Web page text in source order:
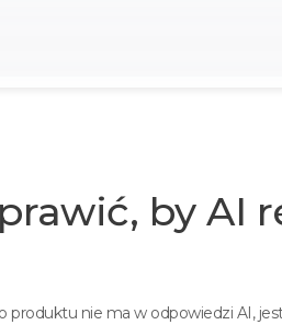
by
produktu nie ma w odpowiedzi AI,